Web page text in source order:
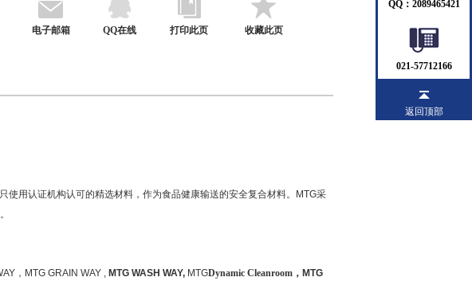
电子邮箱 QQ在线 打印此页 收藏此页
使用认证机构认可的精选材料，作为食品健康输送的安全复合材料。 MTG采
， MTG GRAIN WAY ,MTG WASH WAY, MTGDynamic Cleanroom， MTG
返回顶部